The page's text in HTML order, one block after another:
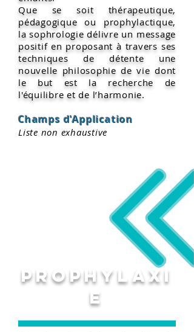
Que se soit thérapeutique,
pédagogique ou prophylactique,
la sophrologie délivre un message
positif en proposant à travers ses
techniques de détente une
nouvelle philosophie de vie dont
le but est la recherche de
l'équilibre et de l’harmonie.
Champs d'Application
Liste non exhaustive
PROPHYLAXI
E